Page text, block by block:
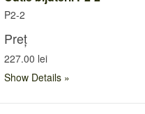
P2-2
Preț
227.00 lei
Show Details